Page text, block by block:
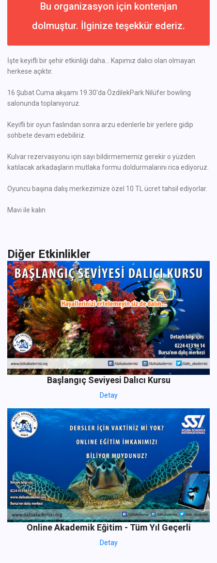
Bu organizasyon için kontenjan
dolmuştur. İlginize teşekkür ederiz.
İşte keyifli bir şehir etkinliği daha... Kapımız dalıcı olan olmayan
herkese açıktır.
16 Şubat Cuma akşamı 19.30'da ÖzdilekPark Nilüfer bowling
salonunda toplanıyoruz.
Keyifli bir oyun faslından sonra arzu edenlerle bir yerlere gidip
sohbete devam edebiliriz.
Kulvar rezervasyonu için sayı bildirmememiz gerekir o yüzden
katılacak arkadaşların mutlaka formu doldurmalarını rica ediyoruz.
Oyuncu başına dalış merkezimize özel 10 TL ücret tahsil ediyorlar.
Mavi ile kalın
Diğer Etkinlikler
Başlangıç Seviyesi Dalıcı Kursu
Detay
Online Akademik Eğitim - Tüm Yıl Geçerli
Detay